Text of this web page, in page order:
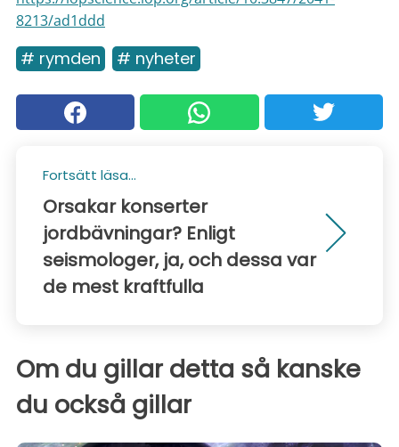
8213/ad1ddd
# rymden # nyheter
Fortsätt läsa...
Orsakar konserter
jordbävningar? Enligt
seismologer, ja, och dessa var
de mest kraftfulla
Om du gillar detta så kanske
du också gillar